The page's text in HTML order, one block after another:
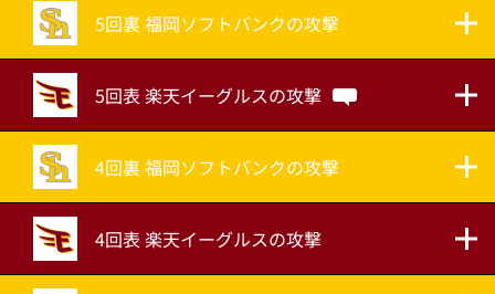
5回裏 福岡ソフトバンクの攻撃
5回表 楽天イーグルスの攻撃
4回裏 福岡ソフトバンクの攻撃
4回表 楽天イーグルスの攻撃